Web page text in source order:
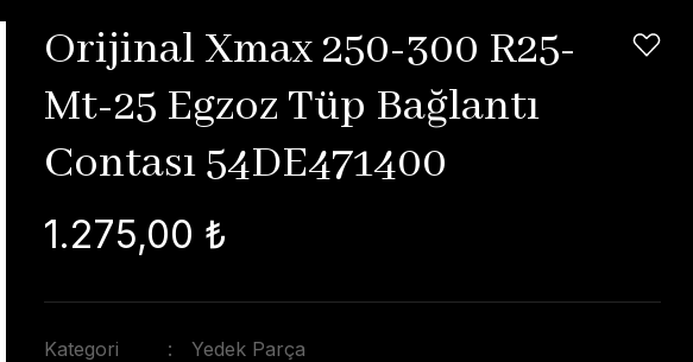
Orijinal Xmax 250-300 R25-
Mt-25 Egzoz Tüp Bağlantı
Contası 54DE471400
1.275,00 ₺
Kategori
Yedek Parça